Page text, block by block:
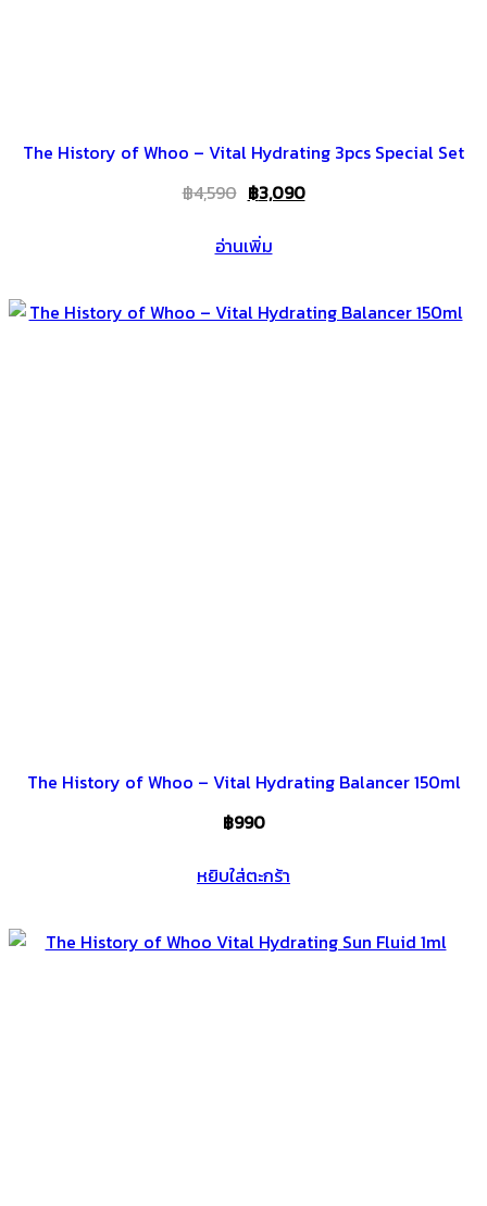
The History of Whoo – Vital Hydrating 3pcs Special Set
฿4,590 Original
was:
฿3,090Current
อ่านเพิ่ม
The History of Whoo – Vital Hydrating Balancer 150ml
฿990
หยิบใส่ตะกร้า